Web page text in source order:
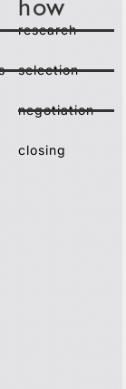
how
research
selection
negotiation
closing